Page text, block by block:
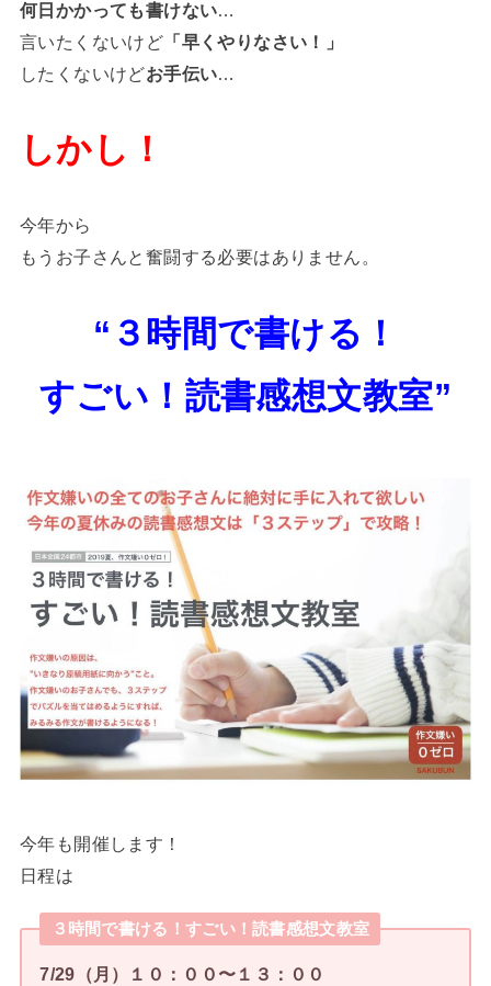
何日かかっても書けない
言いたくないけど 「早くやりなさい！」
したくないけどお手伝い
しかし！
今年から
もうお子さんと奮闘する必要はありません。
“３時間で書ける！
すごい！読書感想文教室”
今年も開催します！
日程は
３時間で書ける！すごい！読書感想文教室
7/29（月）１０：００〜１３：００